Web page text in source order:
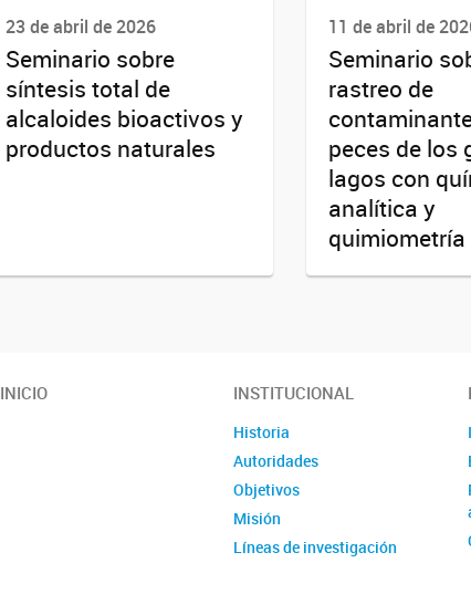
23 de abril de 2026
Seminario sobre
síntesis total de
alcaloides bioactivos y
productos naturales
11 de abril de
Seminario
rastreo de
peces de los
lagos con
analítica y
quimiometría
INICIO INSTITUCIONAL
Historia
Autoridades
Objetivos
Misión
Líneas de investigación